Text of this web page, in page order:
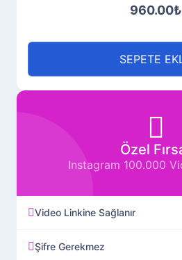
960.00₺
SEPETE
Özel
Instagram 100.000
Video Linkine Sağlanır
Şifre Gerekmez